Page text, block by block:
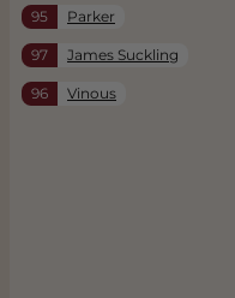
95 Parker
97 James Suckling
96 Vinous